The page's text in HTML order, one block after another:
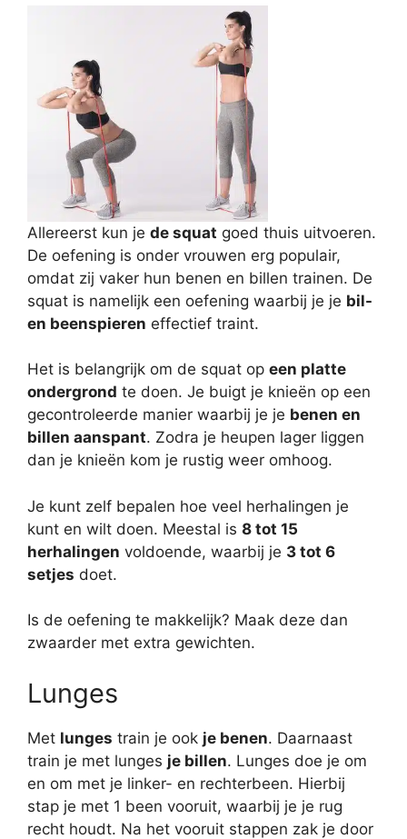
Allereerst kun je de squat goed thuis uitvoeren.
De oefening is onder vrouwen erg populair,
omdat zij vaker hun benen en billen trainen. De
squat is namelijk een oefening waarbij je je bil-
en beenspieren effectief traint.
Het is belangrijk om de squat op een platte
ondergrond te doen. Je buigt je knieën op een
gecontroleerde manier waarbij je je benen en
billen aanspant. Zodra je heupen lager liggen
dan je knieën kom je rustig weer omhoog.
Je kunt zelf bepalen hoe veel herhalingen je
kunt en wilt doen. Meestal is 8 tot 15
herhalingen voldoende, waarbij je 3 tot 6
setjes doet.
Is de oefening te makkelijk? Maak deze dan
zwaarder met extra gewichten.
Lunges
Met lunges train je ook je benen. Daarnaast
train je met lunges je billen. Lunges doe je om
en om met je linker- en rechterbeen. Hierbij
stap je met 1 been vooruit, waarbij je je rug
recht houdt. Na het vooruit stappen zak je door